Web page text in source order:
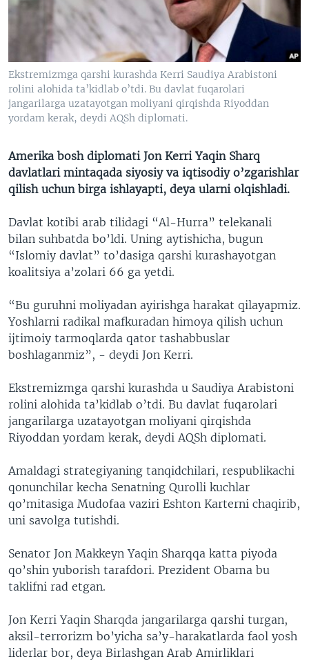
VIDEO
XABARLAR SURATLARDA
ODNOKLASSNIKI
TELEGRAM
TWITTER
SOUNDCLOUD
VOA
Ekstremizmga qarshi kurashda Kerri Saudiya Arabistoni
rolini alohida ta’kidlab o’tdi. Bu davlat fuqarolari
jangarilarga uzatayotgan moliyani qirqishda Riyoddan
yordam kerak, deydi AQSh diplomati.
Amerika bosh diplomati Jon Kerri Yaqin Sharq
davlatlari mintaqada siyosiy va iqtisodiy o’zgarishlar
qilish uchun birga ishlayapti, deya ularni olqishladi.
Davlat kotibi arab tilidagi “Al-Hurra” telekanali
bilan suhbatda bo’ldi. Uning aytishicha, bugun
“Islomiy davlat” to’dasiga qarshi kurashayotgan
koalitsiya a’zolari 66 ga yetdi.
“Bu guruhni moliyadan ayirishga harakat qilayapmiz.
Yoshlarni radikal mafkuradan himoya qilish uchun
ijtimoiy tarmoqlarda qator tashabbuslar
boshlaganmiz”, - deydi Jon Kerri.
Ekstremizmga qarshi kurashda u Saudiya Arabistoni
rolini alohida ta’kidlab o’tdi. Bu davlat fuqarolari
jangarilarga uzatayotgan moliyani qirqishda
Riyoddan yordam kerak, deydi AQSh diplomati.
Amaldagi strategiyaning tanqidchilari, respublikachi
qonunchilar kecha Senatning Qurolli kuchlar
qo’mitasiga Mudofaa vaziri Eshton Karterni chaqirib,
uni savolga tutishdi.
Senator Jon Makkeyn Yaqin Sharqqa katta piyoda
qo’shin yuborish tarafdori. Prezident Obama bu
taklifni rad etgan.
Jon Kerri Yaqin Sharqda jangarilarga qarshi turgan,
aksil-terrorizm bo’yicha sa’y-harakatlarda faol yosh
liderlar bor, deya Birlashgan Arab Amirliklari